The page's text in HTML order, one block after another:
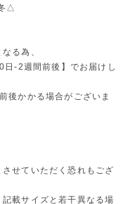
△
る為、
日-2週間前後】でお届けし
後かかる場合がございま
せていただく恐れもござ
載サイズと若干異なる場